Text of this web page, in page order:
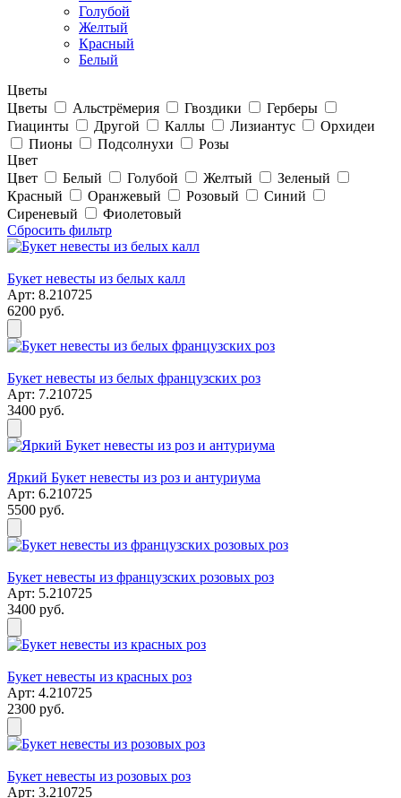
Голубой
Желтый
Красный
Белый
Цветы
Цветы
Альстрёмерия Гвоздики
Герберы
Гиацинты
Другой Каллы Лизиантус
Орхидеи
Пионы
Подсолнухи
Розы
Цвет
Цвет
Белый Голубой Желтый
Зеленый
Красный
Оранжевый Розовый
Синий
Сиреневый
Фиолетовый
Сбросить фильтр
Букет невесты из белых калл
Арт: 8.210725
6200 руб.
Букет невесты из белых французских роз
Арт: 7.210725
3400 руб.
Яркий Букет невесты из роз и антуриума
Арт: 6.210725
5500 руб.
Букет невесты из французских розовых роз
Арт: 5.210725
3400 руб.
Букет невесты из красных роз
Арт: 4.210725
2300 руб.
Букет невесты из розовых роз
Арт: 3.210725